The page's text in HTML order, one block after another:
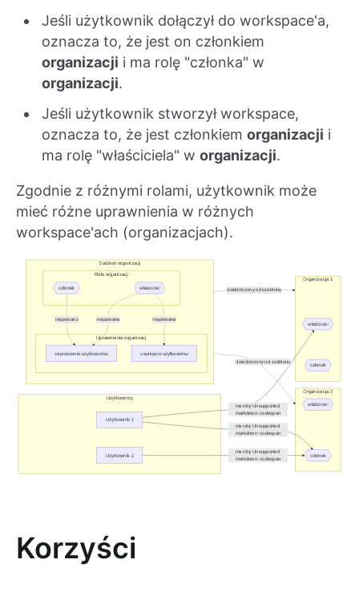
Jeśli użytkownik dołączył do workspace'a,
oznacza to, że jest on członkiem
organizacji i ma rolę "członka" w
organizacji.
Jeśli użytkownik stworzył workspace,
oznacza to, że jest członkiem organizacji i
ma rolę "właściciela" w organizacji.
Zgodnie z różnymi rolami, użytkownik może
mieć różne uprawnienia w różnych
workspace'ach (organizacjach).
Korzyści